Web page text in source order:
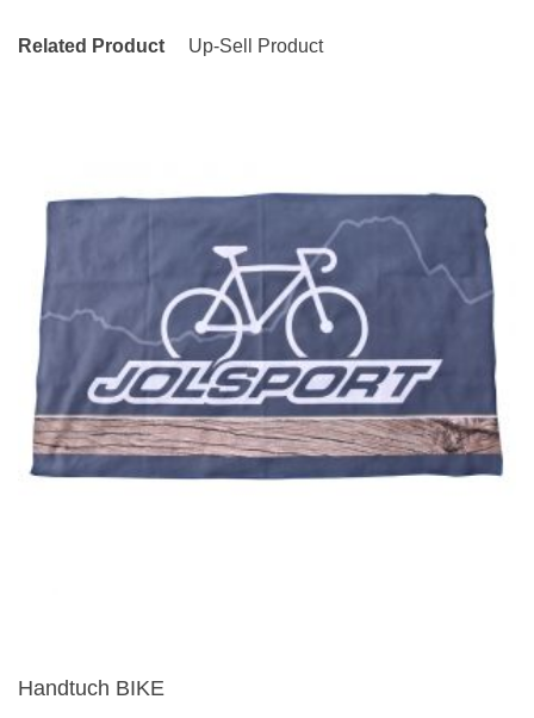
Related Product Up-Sell Product
Handtuch BIKE